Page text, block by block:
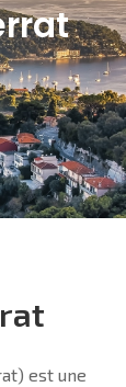
est une